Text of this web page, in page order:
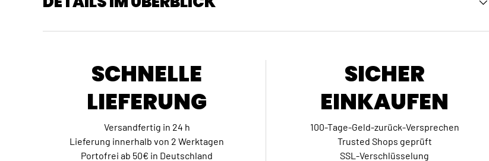
SCHNELLE
LIEFERUNG
Versandfertig in 24 h
Lieferung innerhalb von 2 Werktagen
Portofrei ab 50€ in Deutschland
SICHER
EINKAUFEN
100-Tage-Geld-zurück-Versprechen
Trusted Shops geprüft
SSL-Verschlüsselung